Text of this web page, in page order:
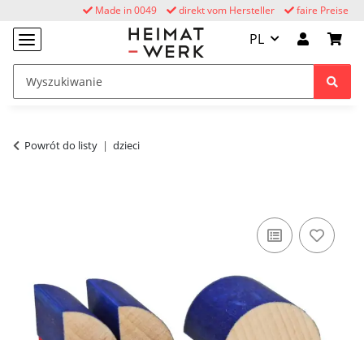
faire Preise
direkt vom Hersteller
Made in 0049
PL
Powrót do listy dzieci